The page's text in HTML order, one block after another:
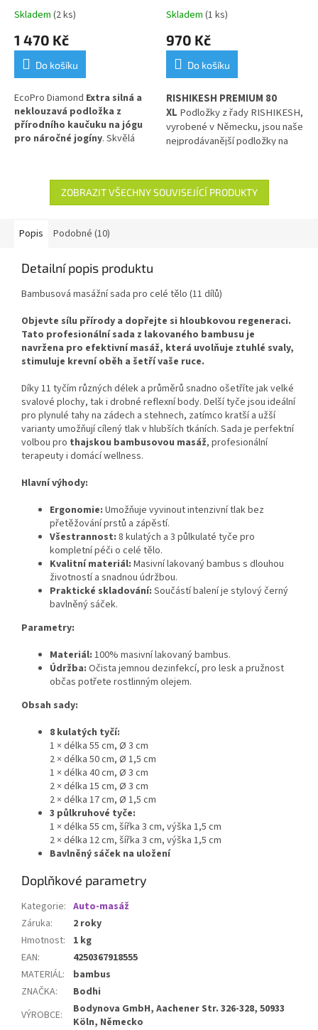
60 x 0,6 cm, šedá tmavá
Skladem (2 ks)
1 470 Kč
Do košíku
EcoPro Diamond Extra silná a
neklouzavá podložka z
přírodního kaučuku na jógu
pro náročné jogíny. Skvělá
XL, 200x80x0,45 cm,
divoká borůvka
Skladem (1 ks)
970 Kč
Do košíku
RISHIKESH PREMIUM 80
XL Podložky z řady RISHIKESH,
vyrobené v Německu, jsou naše
nejprodávanější podložky na
ZOBRAZIT VŠECHNY SOUVISEJÍCÍ PRODUKTY
Popis Podobné (10)
Detailní popis produktu
Bambusová masážní sada pro celé tělo (11 dílů)
Objevte sílu přírody a dopřejte si hloubkovou regeneraci.
Tato profesionální sada z lakovaného bambusu je
navržena pro efektivní masáž, která uvolňuje ztuhlé svaly,
stimuluje krevní oběh a šetří vaše ruce.
Díky 11 tyčím různých délek a průměrů snadno ošetříte jak velké
svalové plochy, tak i drobné reflexní body. Delší tyče jsou ideální
pro plynulé tahy na zádech a stehnech, zatímco kratší a užší
varianty umožňují cílený tlak v hlubších tkáních. Sada je perfektní
volbou pro thajskou bambusovou masáž, profesionální
terapeuty i domácí wellness.
Hlavní výhody:
Ergonomie: Umožňuje vyvinout intenzivní tlak bez
přetěžování prstů a zápěstí.
Všestrannost: 8 kulatých a 3 půlkulaté tyče pro
kompletní péči o celé tělo.
Kvalitní materiál: Masivní lakovaný bambus s dlouhou
životností a snadnou údržbou.
Praktické skladování: Součástí balení je stylový černý
bavlněný sáček.
Parametry:
Materiál: 100% masivní lakovaný bambus.
Údržba: Očista jemnou dezinfekcí, pro lesk a pružnost
občas potřete rostlinným olejem.
Obsah sady:
8 kulatých tyčí:
1 × délka 55 cm, Ø 3 cm
2 × délka 50 cm, Ø 1,5 cm
1 × délka 40 cm, Ø 3 cm
2 × délka 15 cm, Ø 3 cm
2 × délka 17 cm, Ø 1,5 cm
3 půlkruhové tyče:
1 × délka 55 cm, šířka 3 cm, výška 1,5 cm
2 × délka 12 cm, šířka 3 cm, výška 1,5 cm
Bavlněný sáček na uložení
Doplňkové parametry
Kategorie: Auto-masáž
Záruka:
2 roky
Hmotnost:
1 kg
EAN:
4250367918555
MATERIÁL:
bambus
ZNAČKA:
Bodhi
VÝROBCE:
Bodynova GmbH, Aachener Str. 326-328, 50933
Köln, Německo